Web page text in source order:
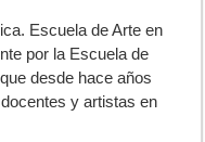
Escuela de Arte en
por la Escuela de
desde hace años
y artistas en